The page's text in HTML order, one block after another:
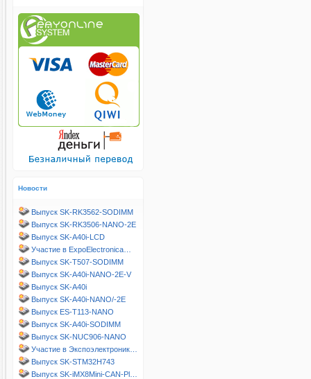
Новости
Выпуск SK-RK3562-SODIMM
Выпуск SK-RK3506-NANO-2E
Выпуск SK-A40i-LCD
Участие в ExpoElectronica…
Выпуск SK-T507-SODIMM
Выпуск SK-A40i-NANO-2E-V
Выпуск SK-A40i
Выпуск SK-A40i-NANO/-2E
Выпуск ES-T113-NANO
Выпуск SK-A40i-SODIMM
Выпуск SK-NUC906-NANO
Участие в Экспоэлектроник…
Выпуск SK-STM32H743
Выпуск SK-iMX8Mini-CAN-Pl…